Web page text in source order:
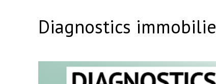
Diagnostics